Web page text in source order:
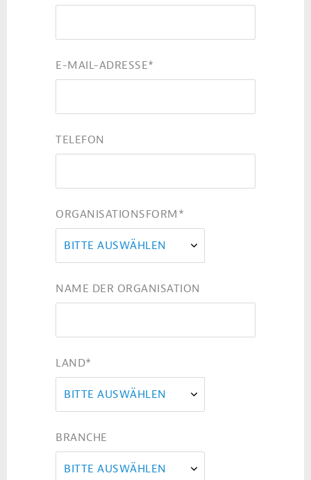
E-MAIL-ADRESSE*
TELEFON
ORGANISATIONSFORM *
BITTE AUSWÄHLEN
NAME DER ORGANISATION
LAND*
BITTE AUSWÄHLEN
BRANCHE
BITTE AUSWÄHLEN